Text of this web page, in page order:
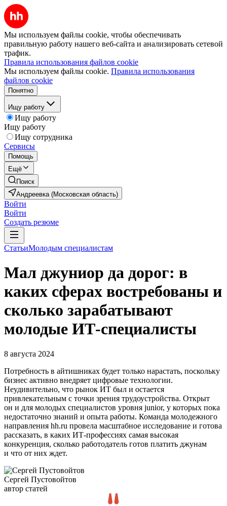
Мы используем файлы cookie, чтобы обеспечивать
правильную работу нашего веб-сайта и анализировать сетевой
трафик.
Правила использования файлов cookie
Мы используем файлы cookie. Правила использования
файлов cookie
Понятно
Ищу работу
Ищу работу
Ищу работу
Ищу сотрудника
Сервисы
Помощь
Ещё
Поиск
Андреевка (Московская область)
Войти
Войти
Создать резюме
СтатьиМолодым специалистам
Мал джуниор да дорог: в
каких сферах востребованы и
сколько зарабатывают
молодые ИТ-специалисты
8 августа 2024
Потребность в айтишниках будет только нарастать, поскольку
бизнес активно внедряет цифровые технологии.
Неудивительно, что рынок ИТ был и остается
привлекательным с точки зрения трудоустройства. Открыт
он и для молодых специалистов уровня junior, у которых пока
недостаточно знаний и опыта работы. Команда молодежного
направления hh.ru провела масштабное исследование и готова
рассказать, в каких ИТ-профессиях самая высокая
конкуренция, сколько работодатель готов платить джунам
и что от них ждет.
Сергей Пустовойтов
автор статей